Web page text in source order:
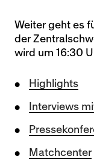
Weiter geht es
der
wird um 16:30
Highlights
Interviews
Matchcenter